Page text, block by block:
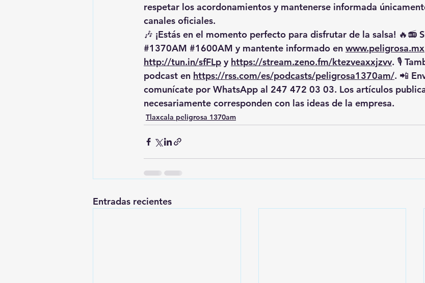
respetar los acordonamientos y mantenerse informada
canales oficiales.
🎶 ¡Estás en el momento perfecto para disfrutar de la salsa! 🔥📻
#1370AM #1600AM y mantente informado en www.peligrosa.mx
http://tun.in/sfFLp y https://stream.zeno.fm/ktezveaxxjzvv. 🎙️
podcast en https://rss.com/es/podcasts/peligrosa1370am/. 📲
comunícate por WhatsApp al 247 472 03 03. Los artículos
necesariamente corresponden con las ideas de la empresa.
Tlaxcala peligrosa 1370am
Entradas recientes